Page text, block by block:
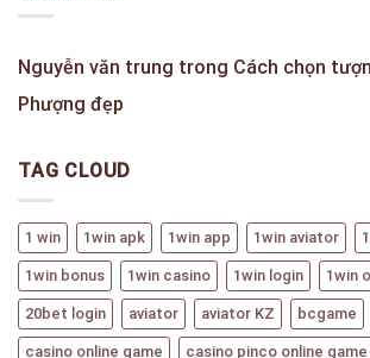
Nguyễn văn trung trong Cách chọn
Phượng đẹp
TAG CLOUD
1 win 1win apk 1win app 1win aviator
1win bonus 1win casino 1win login 1win
20bet login aviator aviator KZ bcgame
casino online game casino pinco online game